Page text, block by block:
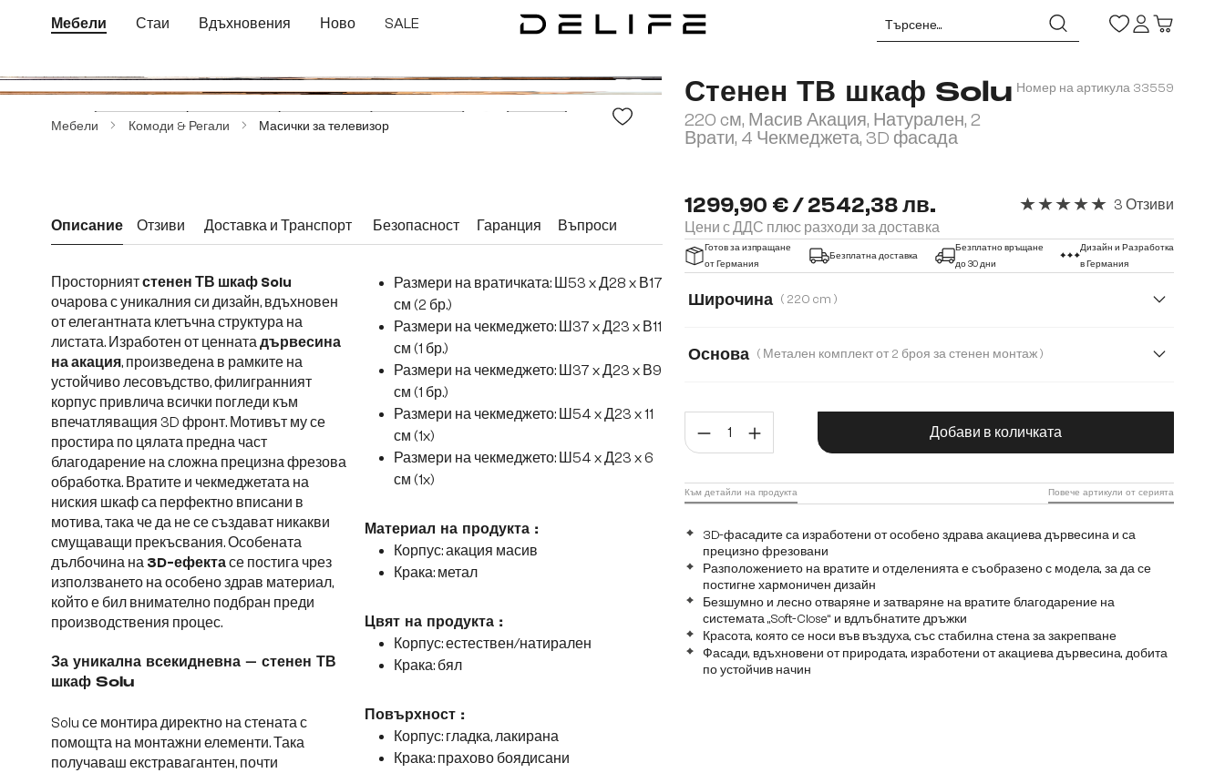
към основното съдържание
Преминете към търсенето
Преминете към основната навигация
Мебели Стаи Вдъхновения Ново SALE
Мебели Комоди & Регали Масички за телевизор
Стенен ТВ шкаф Solu
220 cм, Масив Акация, Натурален, 2
Врати, 4 Чекмеджета, 3D фасада
Номер на артикула 33559
1299,90 € / 2542,38 лв.
Цени с ДДС плюс разходи за доставка
3 Отзиви
Готов за изпращане
от Германия
Безплатна доставка
Безплатно връщане
до 30 дни
Дизайн и Разработка
в Германия
Широчина ( 220 cm )
Основа ( Метален комплект от 2 броя за стенен монтаж )
Количество на продукта: Въведете
Добави в количката
3D-фасадите са изработени от особено здрава акациева дървесина и са
прецизно фрезовани
Разположението на вратите и отделенията е съобразено с модела, за да се
постигне хармоничен дизайн
Безшумно и лесно отваряне и затваряне на вратите благодарение на
системата „Soft-Close“ и вдлъбнатите дръжки
Красота, която се носи във въздуха, със стабилна стена за закрепване
Фасади, вдъхновени от природата, изработени от акациева дървесина, добита
по устойчив начин
Към детайли на продукта Повече артикули от серията
Описание Отзиви Доставка и Транспорт Безопасност Гаранция Въпроси
Просторниятстенен ТВ шкаф Solu
очарова с уникалния си дизайн, вдъхновен
от елегантната клетъчна структура на
листата. Изработен от ценната дървесина
на акация, произведена в рамките на
устойчиво лесовъдство, филигранният
корпус привлича всички погледи към
впечатляващия 3D фронт. Мотивът му се
простира по цялата предна част
благодарение на сложна прецизна фрезова
обработка. Вратите и чекмеджетата на
ниския шкаф са перфектно вписани в
мотива, така че да не се създават никакви
смущаващи прекъсвания. Особената
дълбочина на 3D-ефектасе постига чрез
използването на особено здрав материал,
който е бил внимателно подбран преди
производствения процес.
За уникална всекидневна – стенен ТВ
шкаф Solu
Solu се монтира директно на стената с
помощта на монтажни елементи. Така
получаваш екстравагантен, почти
Размери на вратичката: Ш53 x Д28 x В17
см (2 бр.)
Размери на чекмеджето: Ш37 x Д23 x В11
см (1 бр.)
Размери на чекмеджето: Ш37 x Д23 x В9
см (1 бр.)
Размери на чекмеджето: Ш54 x Д23 x 11
см (1x)
Размери на чекмеджето: Ш54 x Д23 x 6
см (1x)
Материал на продукта :
Корпус: акация масив
Крака: метал
Цвят на продукта :
Корпус: естествен/натирален
Крака: бял
Повърхност :
Корпус: гладка, лакирана
Крака: прахово боядисани